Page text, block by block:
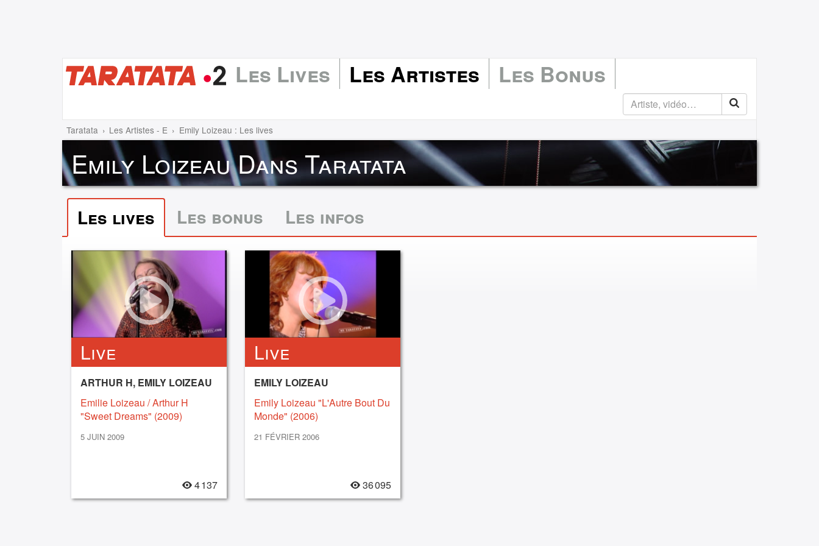
Les Lives Les Artistes Les Bonus
Taratata Les Artistes - E Emily Loizeau : Les lives
Emily Loizeau Dans Taratata
Les lives Les bonus Les infos
Live
ARTHUR H, EMILY LOIZEAU
Emilie Loizeau / Arthur H
"Sweet Dreams" (2009)
5 JUIN 2009
4 137
Live
EMILY LOIZEAU
Emily Loizeau "L'Autre Bout Du
Monde" (2006)
21 FÉVRIER 2006
36 095